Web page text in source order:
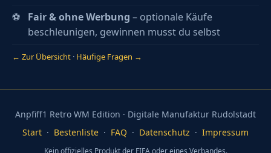
Fair & ohne Werbung – optionale Käufe
beschleunigen, gewinnen musst du selbst
← Zur Übersicht · Häufige Fragen →
Anpfiff1 Retro WM Edition · Digitale Manufaktur Rudolstadt
Start · Bestenliste · FAQ · Datenschutz · Impressum
Kein offizielles Produkt der FIFA oder eines Verbandes.